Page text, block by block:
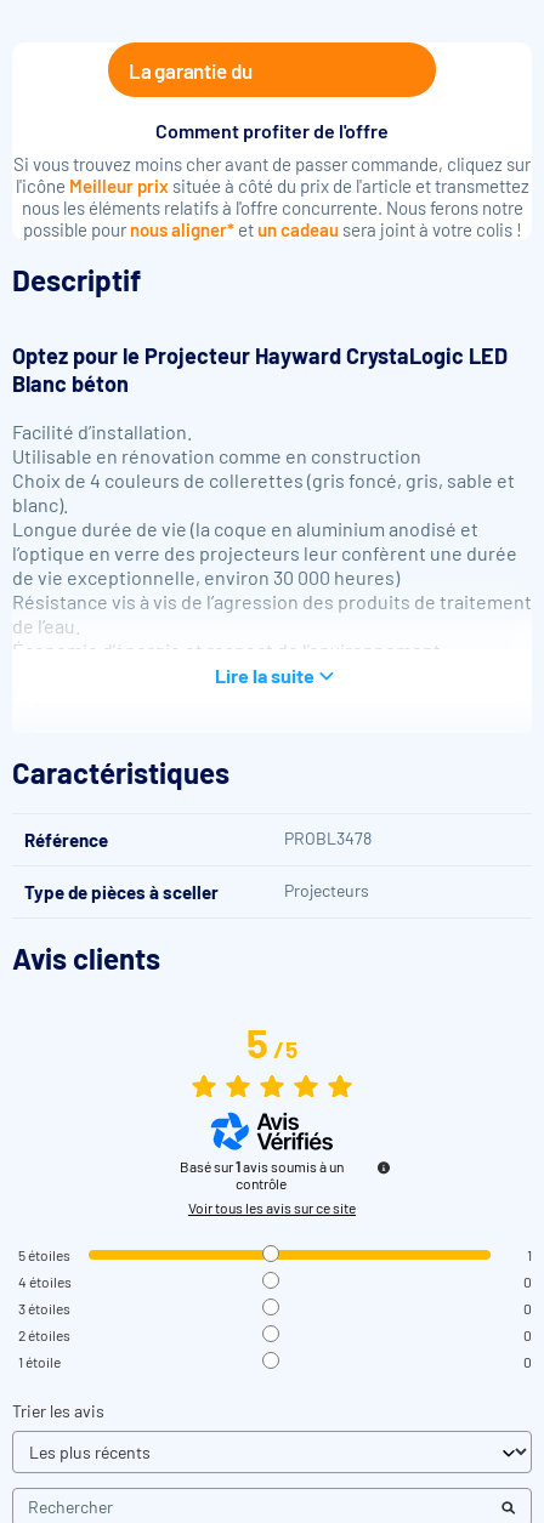
La garantie du
Comment profiter de l'offre
Si vous trouvez moins cher avant de passer commande, cliquez sur
l'icône Meilleur prixsituée à côté du prix de l'article et transmettez
nous les éléments relatifs à l'offre concurrente. Nous ferons notre
possible pour nous aligner*etun cadeausera joint à votre colis !
Descriptif
Optez pour le Projecteur Hayward CrystaLogic LED
Blanc béton
Facilité d’installation.
Utilisable en rénovation comme en construction
Choix de 4 couleurs de collerettes (gris foncé, gris, sable et
blanc).
Longue durée de vie (la coque en aluminium anodisé et
l’optique en verre des projecteurs leur confèrent une durée
de vie exceptionnelle, environ 30 000 heures)
Résistance vis à vis de l’agression des produits de traitement
de l’eau.
Économie d’énergie et respect de l’environnement.
Fonctionnent sur courant alternatif 12 V ou continu 20 V
Couleur éclairage : Blanc
Nombre de LED : 60
Pour piscine béton (revêtement : peinture, carrelage et silico
Télécommande en option
Lire la suite
Caractéristiques
Référence PROBL3478
Type de pièces à sceller Projecteurs
Avis clients
5/5
Basé sur1avis soumis à un
contrôle
Voir tous les avis sur ce site
5étoiles
1
4 étoiles
0
3étoiles
0
2étoiles
0
1 étoile 0
Trier les avis